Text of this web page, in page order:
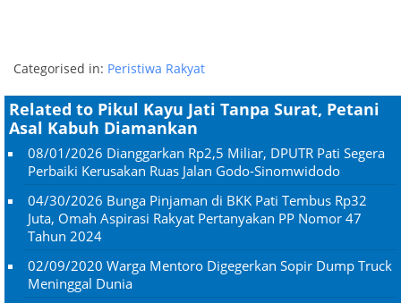
Categorised in: Peristiwa Rakyat
Related to Pikul Kayu Jati Tanpa Surat, Petani
Asal Kabuh Diamankan
08/01/2026 Dianggarkan Rp2,5 Miliar, DPUTR Pati Segera
Perbaiki Kerusakan Ruas Jalan Godo-Sinomwidodo
04/30/2026 Bunga Pinjaman di BKK Pati Tembus Rp32
Juta, Omah Aspirasi Rakyat Pertanyakan PP Nomor 47
Tahun 2024
02/09/2020 Warga Mentoro Digegerkan Sopir Dump Truck
Meninggal Dunia